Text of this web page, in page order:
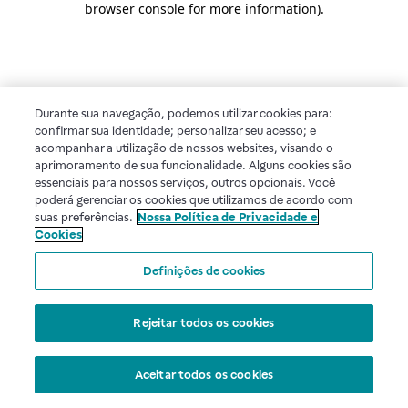
browser console for more information).
Durante sua navegação, podemos utilizar cookies para:
confirmar sua identidade; personalizar seu acesso; e
acompanhar a utilização de nossos websites, visando o
aprimoramento de sua funcionalidade. Alguns cookies são
essenciais para nossos serviços, outros opcionais. Você
poderá gerenciar os cookies que utilizamos de acordo com
suas preferências. Nossa Política de Privacidade e
Cookies
Definições de cookies
Rejeitar todos os cookies
Aceitar todos os cookies